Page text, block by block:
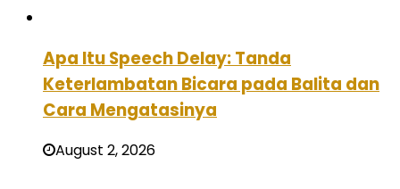
Apa Itu Speech Delay: Tanda
Keterlambatan Bicara pada Balita dan
Cara Mengatasinya
August 2, 2026